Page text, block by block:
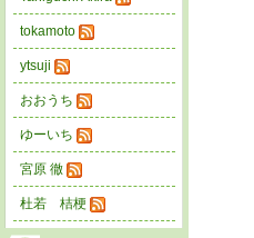
tokamoto
ytsuji
おおうち
ゆーいち
宮原 徹
杜若 桔梗